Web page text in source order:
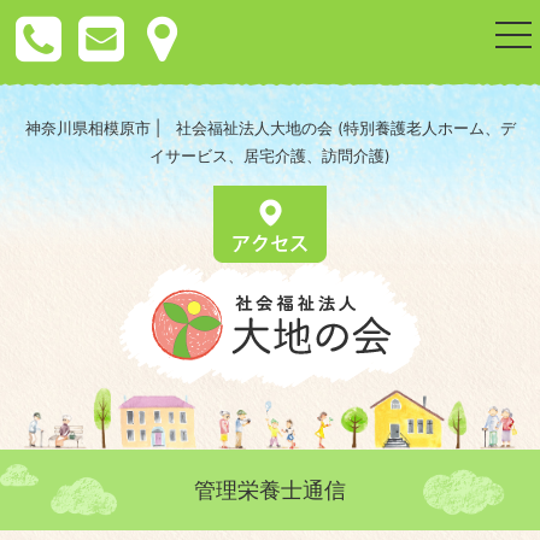
神奈川県相模原市 | 社会福祉法人大地の会 (特別養護老人ホーム、デ
イサービス、居宅介護、訪問介護)
管理栄養士通信